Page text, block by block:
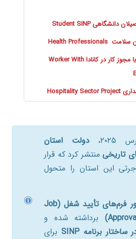
27 3-برنامه نیروی کار با مجوز کار در کانادا Worker With
دولت استان
تاریخیمنتشر کرد که قرار
این استان را متحول
فرم‌های تأیید شغل (Job
برداشته شده و
ساختار برنامه SINP
برای